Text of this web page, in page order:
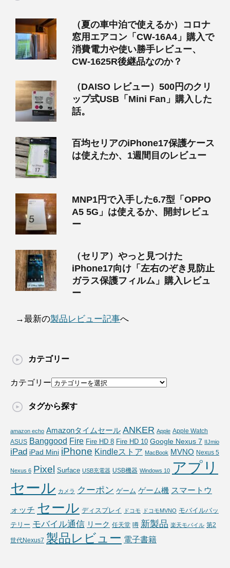
（夏の車中泊で使えるか）コロナ
窓用エアコン「CW-16A4」購入で
消費電力や使い勝手レビュー、
CW-1625R後継品なのか？
（DAISO レビュー）500円のクリ
ップ式USB「Mini Fan」購入した
話。
百均セリアのiPhone17保護ケース
は使えたか、1週間目のレビュー
MNP1円で入手した6.7型「OPPO
A5 5G」は使えるか、開封レビュ
ー
（セリア）やっと見つけた
iPhone17向け「左右のぞき見防止
ガラス保護フィルム」購入レビュ
ー
→最新の製品レビュー記事へ
カテゴリー
カテゴリー
タグから探す
amazon echo Amazonタイムセール ANKER Apple Apple Watch
ASUS Banggood Fire Fire HD 8 Fire HD 10 Google Nexus 7 IIJmio
iPad iPad Mini iPhone Kindleストア MacBook MVNO Nexus 5
Nexus 6 Pixel Surface USB充電器 USB機器 Windows 10 アプリ
セール カメラ クーポン ゲーム ゲーム機 スマートウ
ォッチ セール ディスプレイ ドコモ ドコモMVNO モバイルバッ
テリー モバイル通信 リーク 任天堂 噂 新製品 楽天モバイル 第2
世代Nexus7 製品レビュー 電子書籍